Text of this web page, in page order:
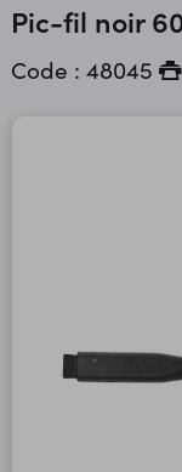
Pic-fil noir
Code : 48045